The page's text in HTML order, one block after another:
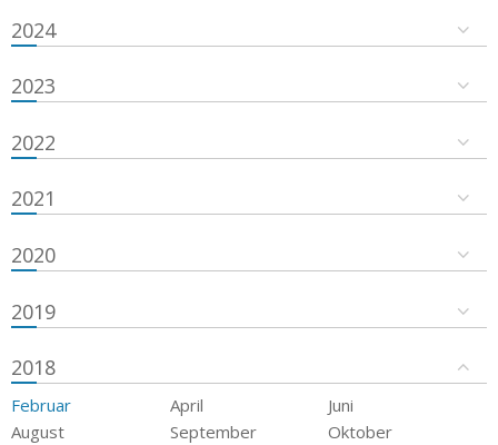
2024
2023
2022
2021
2020
2019
2018
Februar April
Juni
August
September
Oktober